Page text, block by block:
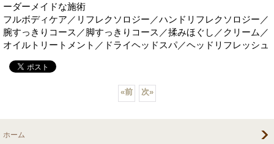
ーダーメイドな施術
フルボディケア／リフレクソロジー／ハンドリフレクソロジー／
腕すっきりコース／脚すっきりコース／揉みほぐし／クリーム／
オイルトリートメント／ドライヘッドスパ／ヘッドリフレッシュ
«前 次»
ホーム